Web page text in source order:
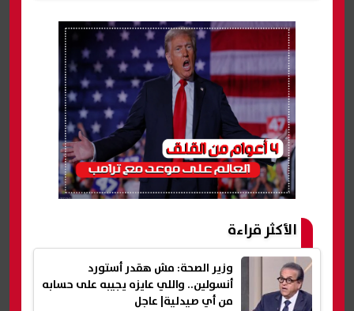
الأكثر قراءة
وزير الصحة: مش هقدر أستورد
أنسولين.. واللي عايزه يجيبه على حسابه
من أي صيدلية| عاجل